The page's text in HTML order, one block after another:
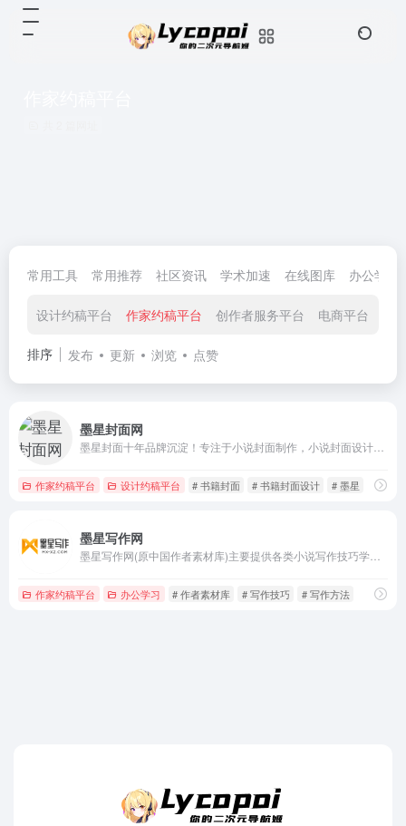
常用工具 常用推荐 社区资讯 学术加速 在线图库 办公学习
设计约稿平台 作家约稿平台 创作者服务平台 电商平台
排序 发布 更新 浏览 点赞
墨星封面网
作家约稿平台 设计约稿平台 # 书籍封面 # 书籍封面设计 # 墨星
墨星写作网
作家约稿平台 办公学习 # 作者素材库 # 写作技巧 # 写作方法